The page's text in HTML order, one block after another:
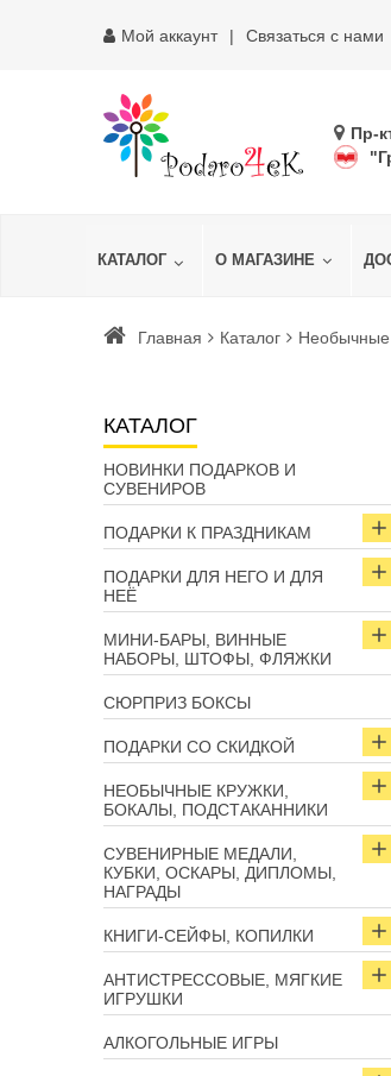
Мой аккаунт Связаться с нами
Пр-
КАТАЛОГ О МАГАЗИНЕ
Главная Каталог Необычные
КАТАЛОГ
НОВИНКИ ПОДАРКОВ И
СУВЕНИРОВ
ПОДАРКИ К ПРАЗДНИКАМ
ПОДАРКИ ДЛЯ НЕГО И ДЛЯ
НЕЁ
МИНИ-БАРЫ, ВИННЫЕ
НАБОРЫ, ШТОФЫ, ФЛЯЖКИ
СЮРПРИЗ БОКСЫ
ПОДАРКИ СО СКИДКОЙ
НЕОБЫЧНЫЕ КРУЖКИ,
БОКАЛЫ, ПОДСТАКАННИКИ
СУВЕНИРНЫЕ МЕДАЛИ,
КУБКИ, ОСКАРЫ, ДИПЛОМЫ,
НАГРАДЫ
КНИГИ-СЕЙФЫ, КОПИЛКИ
АНТИСТРЕССОВЫЕ, МЯГКИЕ
ИГРУШКИ
АЛКОГОЛЬНЫЕ ИГРЫ